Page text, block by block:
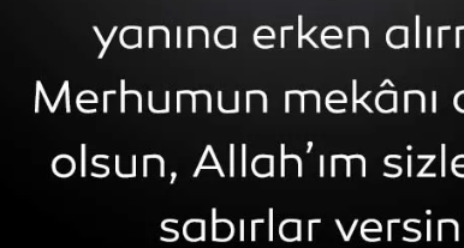
uygun olarak kullanılan çerezlerle ilgili bilgi